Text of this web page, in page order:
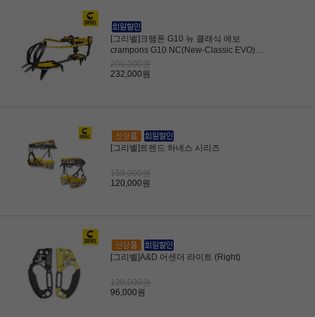
[그리벨]크램폰 G10 뉴 클래식 에보
crampons G10 NC(New-Classic EVO)
(w/Antibott,Flex bar)설상 워킹용
290,000원
232,000원
[그리벨]트렌드 하네스 시리즈
150,000원
120,000원
[그리벨]A&D 어센더 라이트 (Right)
120,000원
96,000원